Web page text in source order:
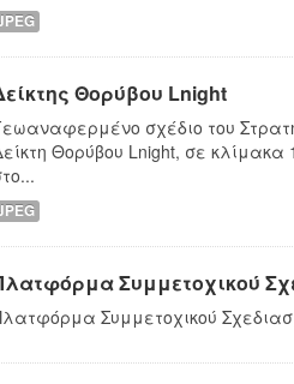
Θορύβου Lnight
σχέδιο του
Θορύβου Lnight, σε κλίμακα
Συμμετοχικού
Συμμετοχικού